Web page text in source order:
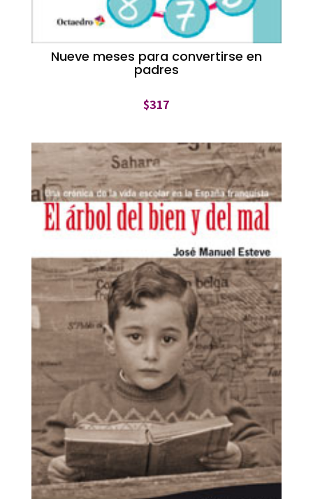
Nueve meses para convertirse en
padres
$317